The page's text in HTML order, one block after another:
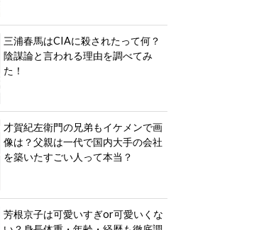
三浦春馬はCIAに殺されたって何？
陰謀論と言われる理由を調べてみ
た！
才賀紀左衛門の兄弟もイケメンで画
像は？父親は一代で国内大手の会社
を築いたすごい人って本当？
芳根京子は可愛いすぎor可愛いくな